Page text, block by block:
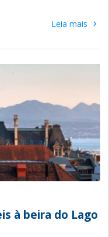
Leia mais ›
à beira do Lago